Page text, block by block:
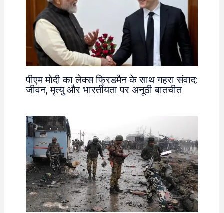
पीएम मोदी का लेक्स फ्रिडमैन के साथ गहरा संवाद:
जीवन, मृत्यु और भारतीयता पर अनूठी बातचीत